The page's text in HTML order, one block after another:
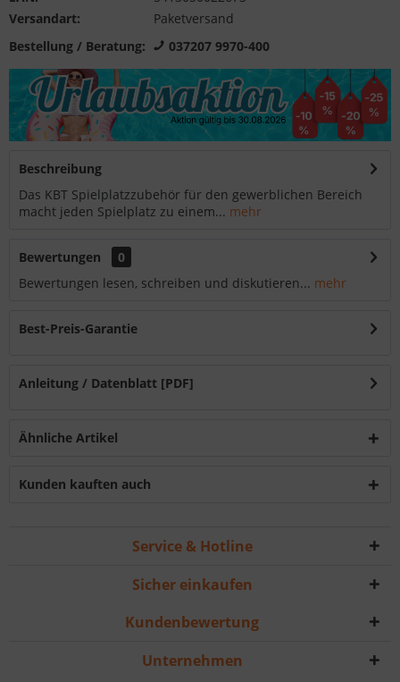
Versandart:
Paketversand
Bestellung / Beratung:
037207 9970-400
Beschreibung
Das KBT Spielplatzzubehör für den gewerblichen Bereich
macht jeden Spielplatz zu einem... mehr
Bewertungen
0
Bewertungen lesen, schreiben und diskutieren... mehr
Best-Preis-Garantie
Anleitung / Datenblatt [PDF]
Ähnliche Artikel
Kunden kauften auch
Service & Hotline
Sicher einkaufen
Kundenbewertung
Unternehmen